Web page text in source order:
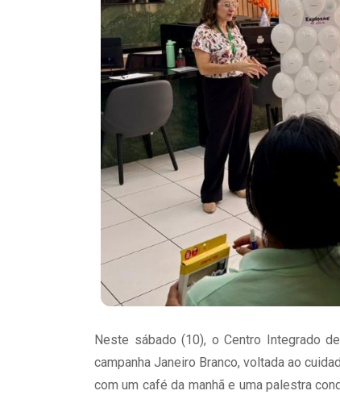
Neste sábado (10), o Centro Integrado
campanha Janeiro Branco, voltada ao
com um café da manhã e uma palestra